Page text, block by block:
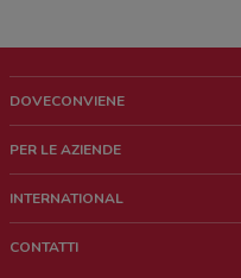
DOVECONVIENE
Chi siamo
Lavora con noi
PER LE AZIENDE
Richieste commerciali e marketing
INTERNATIONAL
CONTATTI